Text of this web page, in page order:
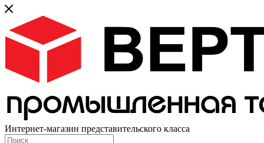
Интернет-магазин представительского класса